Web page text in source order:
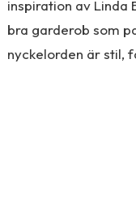
inspiration av Linda
bra garderob som
nyckelorden är stil,